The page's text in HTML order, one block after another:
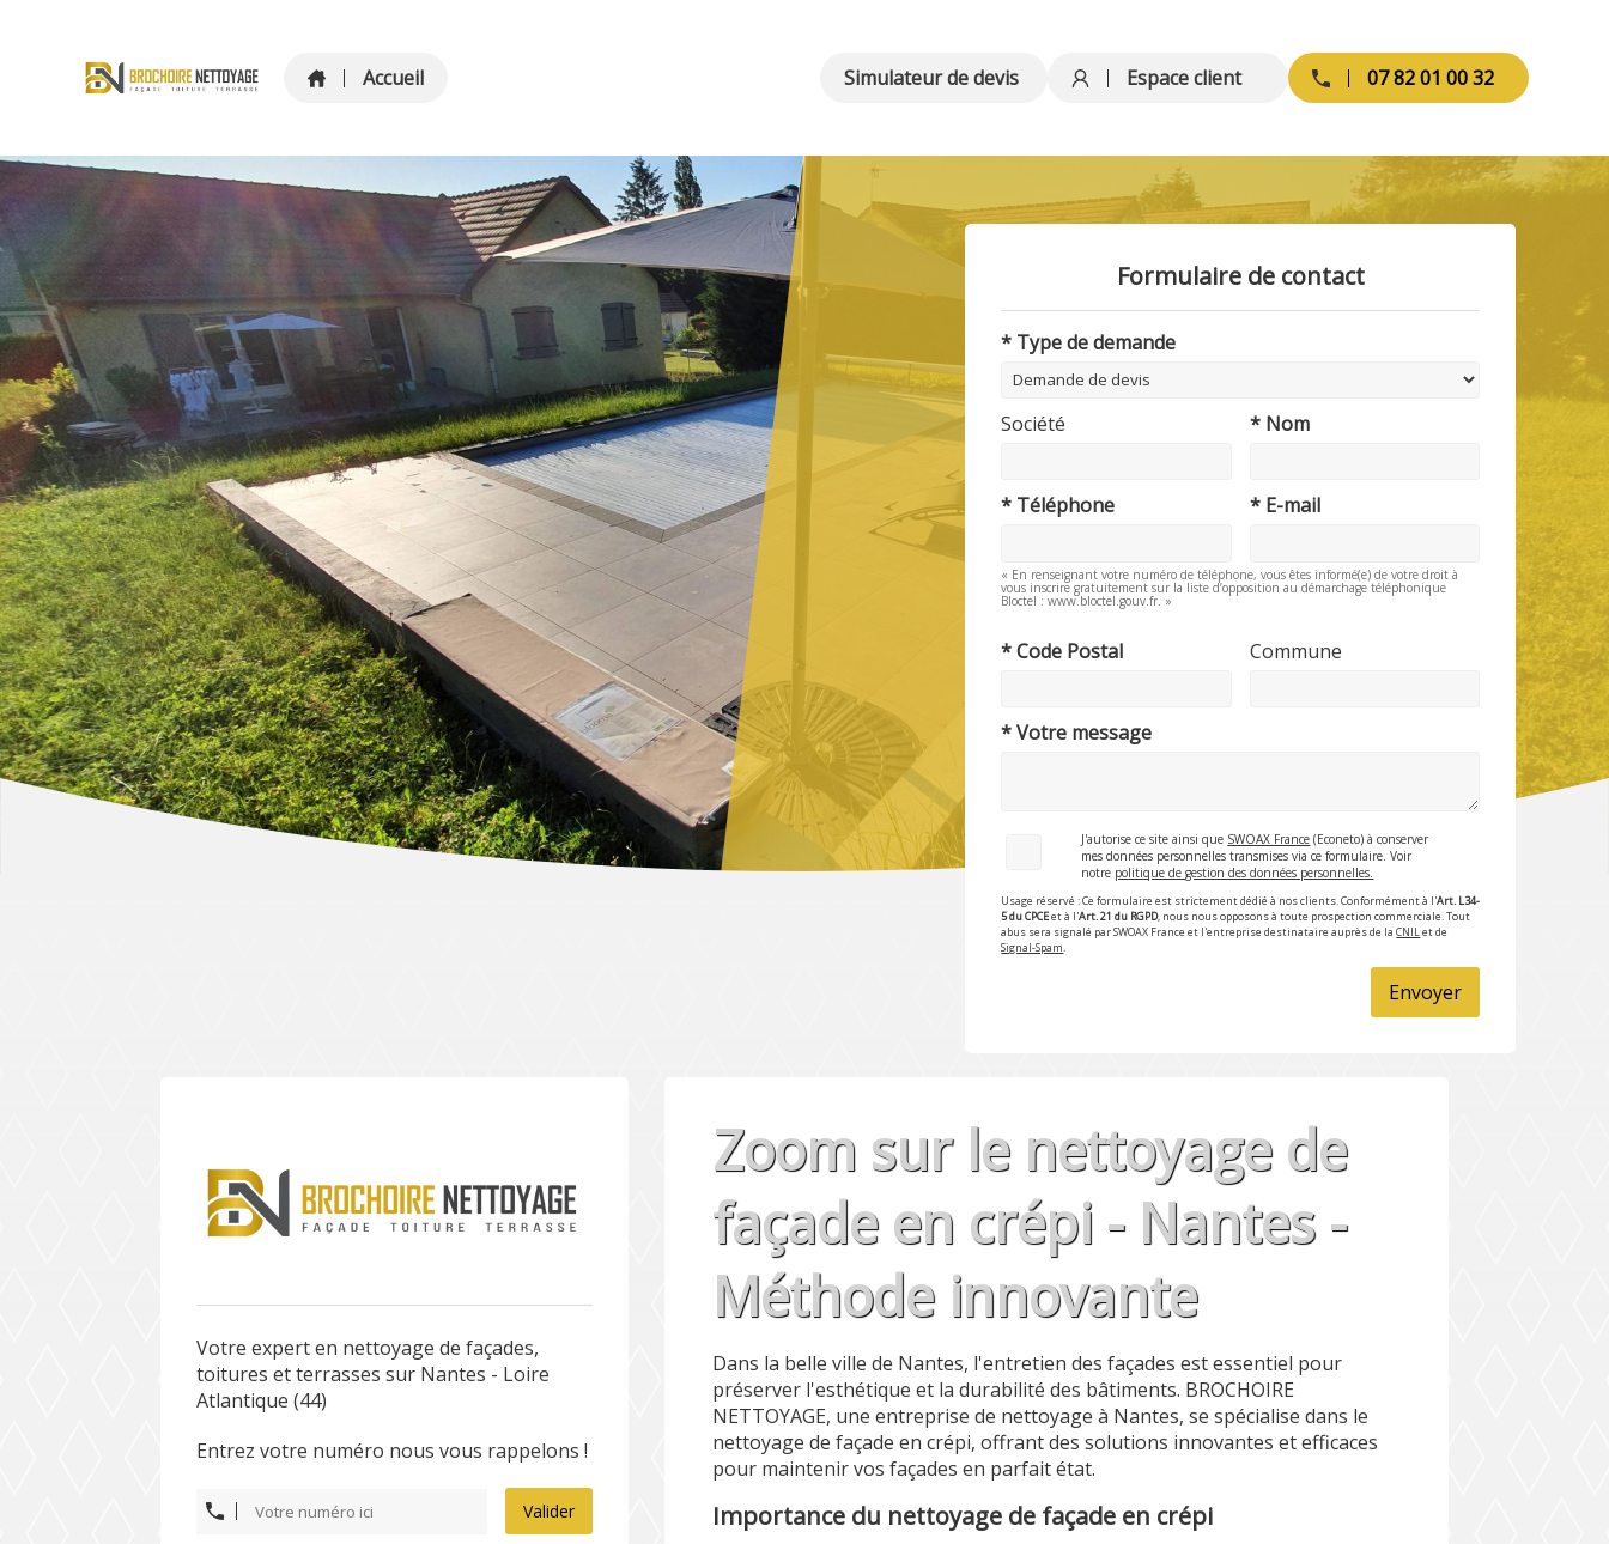
Accueil Simulateur de devis Espace client 07 82 01 00 32
Formulaire de contact
* Type de demande
Société * Nom
* Téléphone * E-mail
« En renseignant votre numéro de téléphone, vous êtes informé(e) de votre droit à
vous inscrire gratuitement sur la liste d’opposition au démarchage téléphonique
Bloctel : www.bloctel.gouv.fr. »
* Code Postal Commune
* Votre message
J'autorise ce site ainsi que SWOAX France (Econeto) à conserver
mes données personnelles transmises via ce formulaire. Voir
notre politique de gestion des données personnelles.
Usage réservé : Ce formulaire est strictement dédié à nos clients. Conformément à l'Art. L34-
5 du CPCEet à l'Art. 21 du RGPD, nous nous opposons à toute prospection commerciale. Tout
abus sera signalé par SWOAX France et l'entreprise destinataire auprès de laCNILet de
Signal-Spam.
Envoyer
Votre expert en nettoyage de façades,
toitures et terrasses sur Nantes - Loire
Atlantique (44)
Entrez votre numéro nous vous rappelons !
Valider
Zoom sur le nettoyage de
façade en crépi - Nantes -
Méthode innovante
Dans la belle ville de Nantes, l'entretien des façades est essentiel pour
préserver l'esthétique et la durabilité des bâtiments. BROCHOIRE
NETTOYAGE, une entreprise de nettoyage à Nantes, se spécialise dans le
nettoyage de façade en crépi, offrant des solutions innovantes et efficaces
pour maintenir vos façades en parfait état.
Importance du nettoyage de façade en crépi